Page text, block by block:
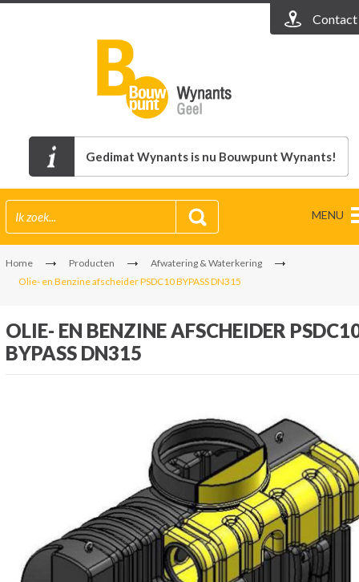
Contact
Gedimat Wynants is nu Bouwpunt Wynants!
MENU
Home Producten
Afwatering & Waterkering
Olie- en Benzine afscheider PSDC10 BYPASS DN315
OLIE- EN BENZINE AFSCHEIDER
BYPASS DN315